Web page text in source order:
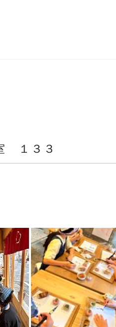
１３３